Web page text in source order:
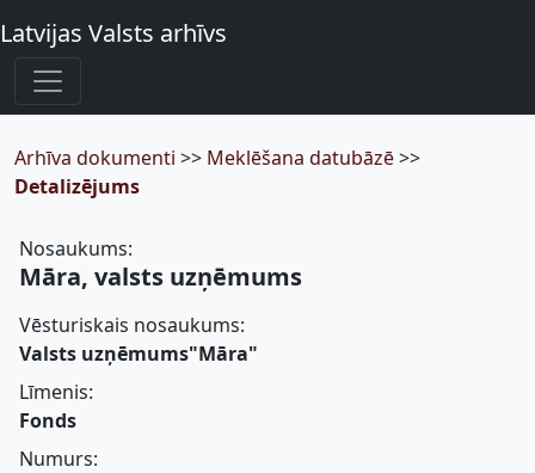
Latvijas Valsts arhīvs
Arhīva dokumenti >> Meklēšana datubāzē>>
Detalizējums
Nosaukums:
Māra, valsts uzņēmums
Vēsturiskais nosaukums:
Valsts uzņēmums"Māra"
Līmenis:
Fonds
Numurs: